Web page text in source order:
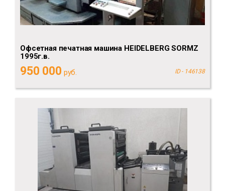
Офсетная печатная машина HEIDELBERG SORMZ
1995г.в.
950 000 руб. ID - 146138